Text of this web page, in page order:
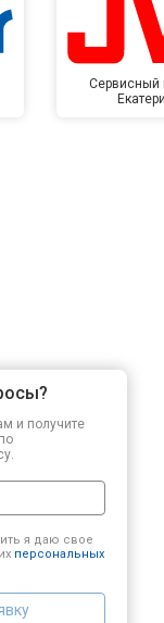
Сервисный
и получите
я даю свое
персональных